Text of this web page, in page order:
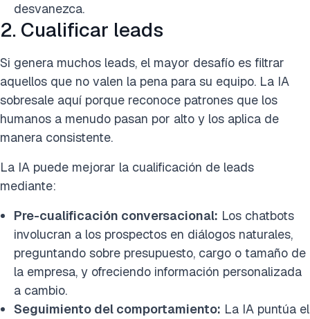
desvanezca.
2. Cualificar leads
Si genera muchos leads, el mayor desafío es filtrar
aquellos que no valen la pena para su equipo. La IA
sobresale aquí porque reconoce patrones que los
humanos a menudo pasan por alto y los aplica de
manera consistente.
La IA puede mejorar la cualificación de leads
mediante:
Pre-cualificación conversacional: Los chatbots
involucran a los prospectos en diálogos naturales,
preguntando sobre presupuesto, cargo o tamaño de
la empresa, y ofreciendo información personalizada
a cambio.
Seguimiento del comportamiento: La IA puntúa el